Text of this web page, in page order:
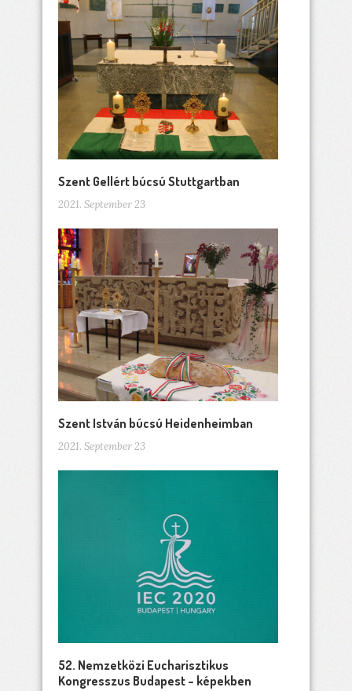
Szent Gellért búcsú Stuttgartban
2021. September 23
Szent István búcsú Heidenheimban
2021. September 23
52. Nemzetközi Eucharisztikus
Kongresszus Budapest – képekben